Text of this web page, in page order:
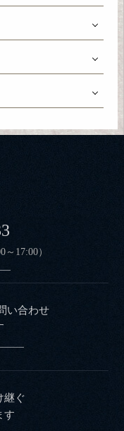
～17:00）
い合わせ
継ぐ
す